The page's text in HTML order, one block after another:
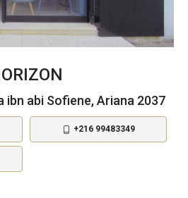
ibn abi Sofiene, Ariana 2037
+216 99483349